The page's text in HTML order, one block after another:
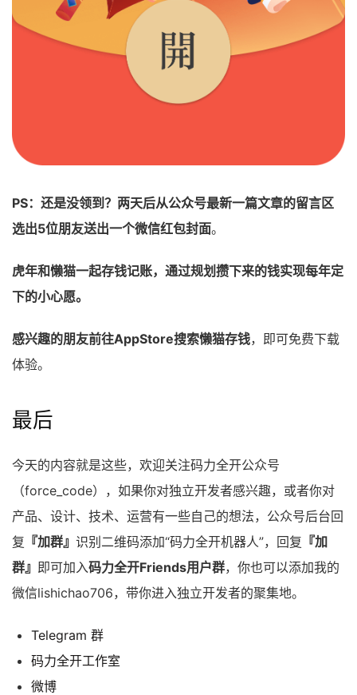
PS：还是没领到？两天后从公众号最新一篇文章的留言区
选出5位朋友送出一个微信红包封面。
虎年和懒猫一起存钱记账，通过规划攒下来的钱实现每年定
下的小心愿。
感兴趣的朋友前往AppStore搜索懒猫存钱，即可免费下载
体验。
最后
今天的内容就是这些，欢迎关注码力全开公众号
（force_code），如果你对独立开发者感兴趣，或者你对
产品、设计、技术、运营有一些自己的想法，公众号后台回
复 『加群』 识别二维码添加“码力全开机器人”，回复 『加
群』 即可加入码力全开Friends用户群，你也可以添加我的
微信lishichao706，带你进入独立开发者的聚集地。
Telegram 群
码力全开工作室
微博